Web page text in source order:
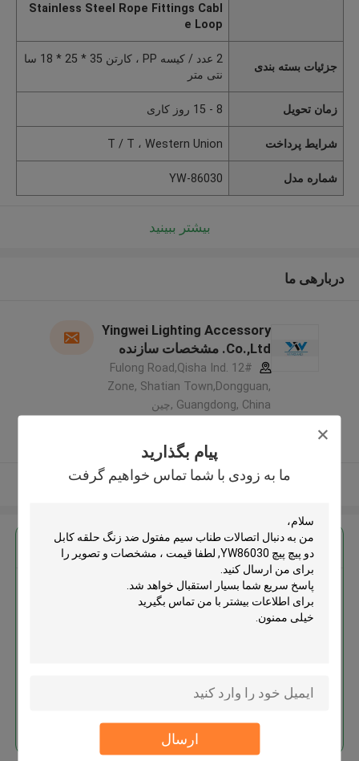
پیام بگذارید
ما به زودی با شما تماس خواهیم گرفت
ارسال
Stainless Steel Rope Fittings Cabl
e Loop
جزئیات بسته بندی
2 عدد / کیسه PP ، کارتن 35 * 25 * 18 سا
نتی متر
زمان تحویل 8 - 15 روز کاری
شرایط پرداخت T / T ، Western Union
شماره مدل YW-86030
بیشتر ببینید
دربارهی ما
Yingwei Lighting Accessory
Co.,Ltd. مشخصات سازنده
12# Fulong Road,Qisha Ind.
Zone, Shatian Town,Dongguan,
Guangdong, China ,چین
کننده تایید شده
بیشتر ببینید
بهترين قيمت رو براي
اتصالات طناب سیم مفتول ضد زنگ
حلقه کابل دو پیچ پیچ YW86030